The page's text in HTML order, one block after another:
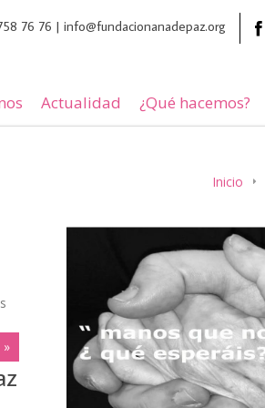
76 76 | info@fundacionanadepaz.org
Actualidad ¿Qué hacemos?
Inicio